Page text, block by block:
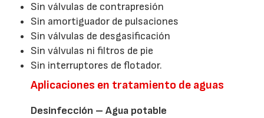
Sin válvulas de contrapresión
Sin amortiguador de pulsaciones
Sin válvulas de desgasificación
Sin válvulas ni filtros de pie
Sin interruptores de flotador.
Aplicaciones en tratamiento de aguas
Desinfección – Agua potable